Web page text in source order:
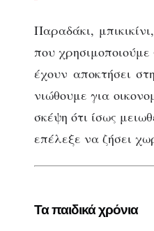
που
20
χρόνια
Παραδάκι,
που
έχουν αποκτήσει
νιώθουμε για
σκέψη ότι ίσως
επέλεξε να ζήσει
Τα παιδικά χρόνια